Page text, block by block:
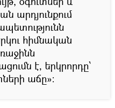
արդյունքում
հիմնական
է, երկրորդը՝
աճը»: